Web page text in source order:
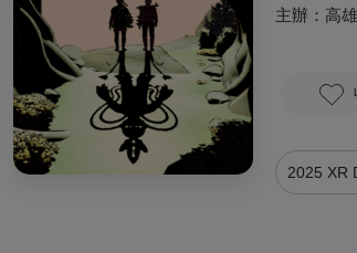
主辦： 高
2025 XR